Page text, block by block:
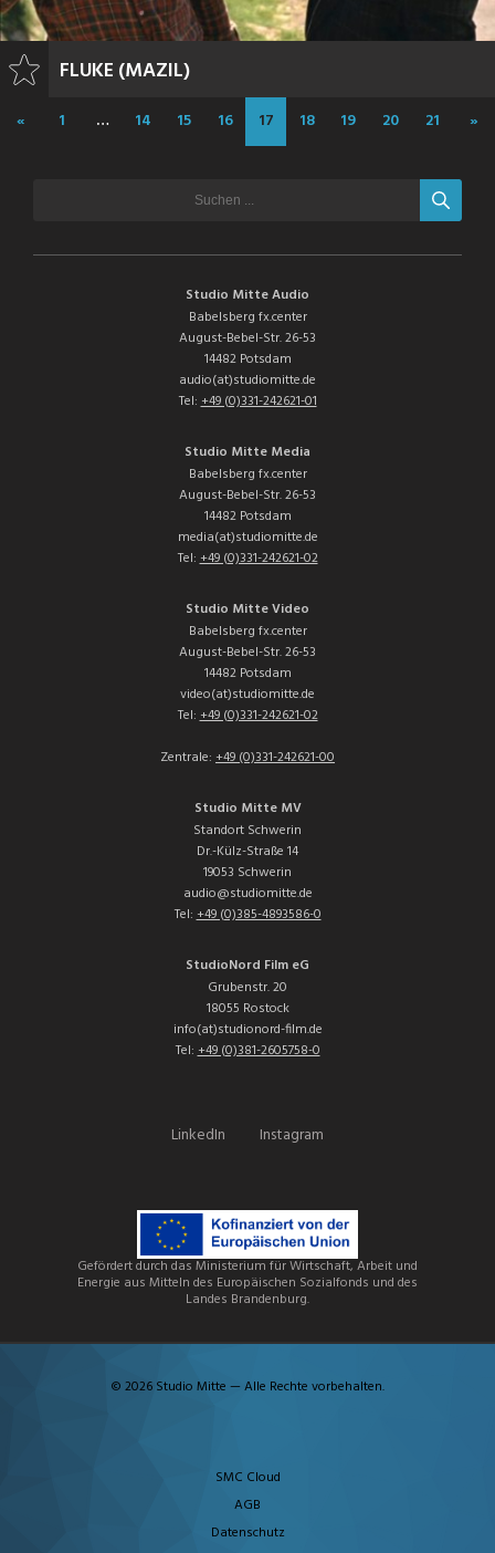
FLUKE (MAZIL)
« 1 … 14 15 16 17 18 19 20 21 »
Studio Mitte Audio
Babelsberg fx.center
August-Bebel-Str. 26-53
14482 Potsdam
audio(at)studiomitte.de
Tel:+49 (0)331-242621-01
Studio Mitte Media
Babelsberg fx.center
August-Bebel-Str. 26-53
14482 Potsdam
media(at)studiomitte.de
Tel:+49 (0)331-242621-02
Studio Mitte Video
Babelsberg fx.center
August-Bebel-Str. 26-53
14482 Potsdam
video(at)studiomitte.de
Tel:+49 (0)331-242621-02
Zentrale: +49 (0)331-242621-00
Studio Mitte MV
Standort Schwerin
Dr.-Külz-Straße 14
19053 Schwerin
audio@studiomitte.de
Tel:+49 (0)385-4893586-0
StudioNord Film eG
Grubenstr. 20
18055 Rostock
info(at)studionord-film.de
Tel:+49 (0)381-2605758-0
LinkedIn Instagram
Gefördert durch das Ministerium für Wirtschaft, Arbeit und
Energie aus Mitteln des Europäischen Sozialfonds und des
Landes Brandenburg.
© 2026 Studio Mitte — Alle Rechte vorbehalten.
SMC Cloud
AGB
Datenschutz